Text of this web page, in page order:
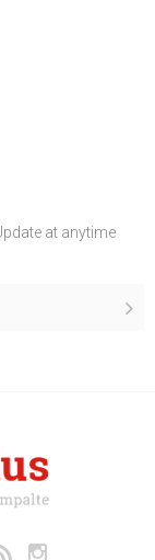
at anytime